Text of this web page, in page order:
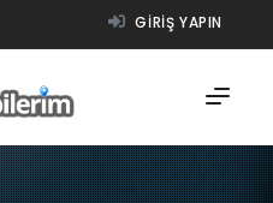
GIRIŞ YAPIN